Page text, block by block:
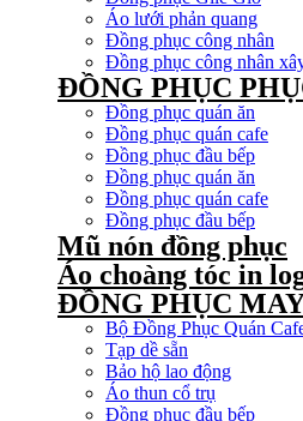
Áo lưới phản quang
Đồng phục công nhân
Đồng phục công nhân
ĐỒNG PHỤC
Đồng phục quán ăn
Đồng phục quán cafe
Đồng phục đầu bếp
Đồng phục quán ăn
Đồng phục quán cafe
Đồng phục đầu bếp
Mũ nón đồng phục
Áo choàng tóc in
ĐỒNG PHỤC
Bộ Đồng Phục Quán
Tạp dề sẵn
Bảo hộ lao động
Áo thun cổ trụ
Đồng phục đầu bếp